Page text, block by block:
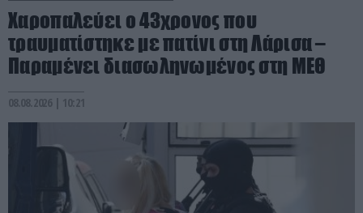
Χαροπαλεύει ο 43χρονος που
τραυματίστηκε με πατίνι στη Λάρισα –
Παραμένει διασωληνωμένος στη ΜΕΘ
08.08.2026 | 10:21